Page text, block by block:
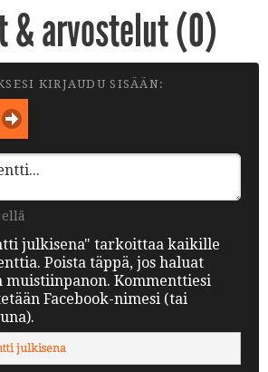
& arvostelut (0)
KIRJAUDU SISÄÄN:
julkisena" tarkoittaa kaikille
Poista täppä, jos haluat
muistiinpanon. Kommenttiesi
Facebook-nimesi (tai
julkisena